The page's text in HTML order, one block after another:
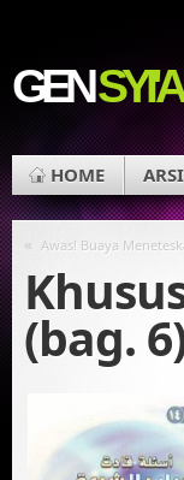
GEN
HOME
« Awas! Buaya
(bag.